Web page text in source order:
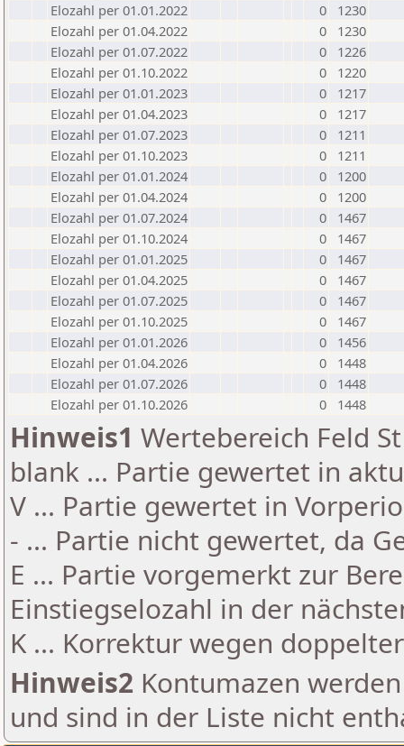
Elozahl per 01.01.2022
0
1230
Elozahl per 01.04.2022
0
1230
Elozahl per 01.07.2022
0
1226
Elozahl per 01.10.2022
0
1220
Elozahl per 01.01.2023
0
1217
Elozahl per 01.04.2023
0
1217
Elozahl per 01.07.2023
0
1211
Elozahl per 01.10.2023
0
1211
Elozahl per 01.01.2024
0
1200
Elozahl per 01.04.2024
0
1200
Elozahl per 01.07.2024
0
1467
Elozahl per 01.10.2024
0
1467
Elozahl per 01.01.2025
0
1467
Elozahl per 01.04.2025
0
1467
Elozahl per 01.07.2025
0
1467
Elozahl per 01.10.2025
0
1467
Elozahl per 01.01.2026
0
1456
Elozahl per 01.04.2026
0
1448
Elozahl per 01.07.2026
0
1448
Elozahl per 01.10.2026
0 1448
Hinweis1 Wertebereich Feld
blank ... Partie gewertet in
V ... Partie gewertet in
- ... Partie nicht gewertet, da
E ... Partie vorgemerkt zur
Einstiegselozahl in der
K ... Korrektur wegen
Hinweis2 Kontumazen
und sind in der Liste nicht